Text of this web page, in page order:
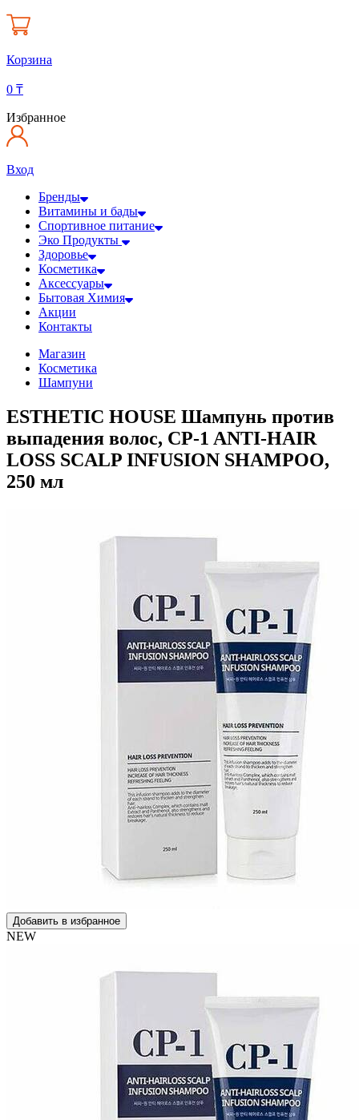
Корзина
0 ₸
Избранное
Вход
Бренды
Витамины и бады
Спортивное питание
Эко Продукты
Здоровье
Косметика
Аксессуары
Бытовая Химия
Акции
Контакты
Магазин
Косметика
Шампуни
ESTHETIC HOUSE Шампунь против
выпадения волос, CP-1 ANTI-HAIR
LOSS SCALP INFUSION SHAMPOO,
250 мл
Добавить в избранное
NEW